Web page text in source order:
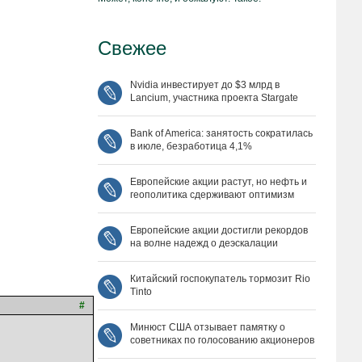
#
Свежее
Nvidia инвестирует до $3 млрд в
Lancium, участника проекта Stargate
Bank of America: занятость сократилась
в июле, безработица 4,1%
Европейские акции растут, но нефть и
геополитика сдерживают оптимизм
Европейские акции достигли рекордов
на волне надежд о деэскалации
Китайский госпокупатель тормозит Rio
Tinto
Минюст США отзывает памятку о
советниках по голосованию акционеров